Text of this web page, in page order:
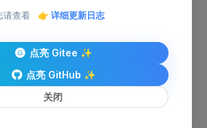
请查看 👉 详细更新日志
点亮 Gitee ✨
点亮 GitHub ✨
关闭